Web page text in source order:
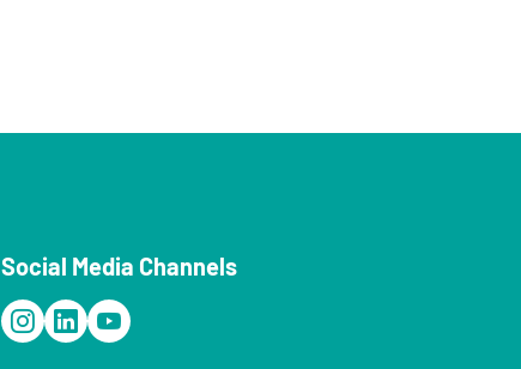
Social Media Channels